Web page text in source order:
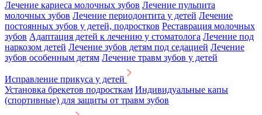
Лечение кариеса молочных зубов Лечение пульпита
молочных зубов Лечение периодонтита у детей Лечение
постоянных зубов у детей, подростков Реставрация молочных
зубов Адаптация детей к лечению у стоматолога Лечение под
наркозом детей Лечение зубов детям под седацией Лечение
зубов особенным детям Лечение травм зубов у детей
Исправление прикуса у детей
Установка брекетов подросткам Индивидуальные капы
(спортивные) для защиты от травм зубов